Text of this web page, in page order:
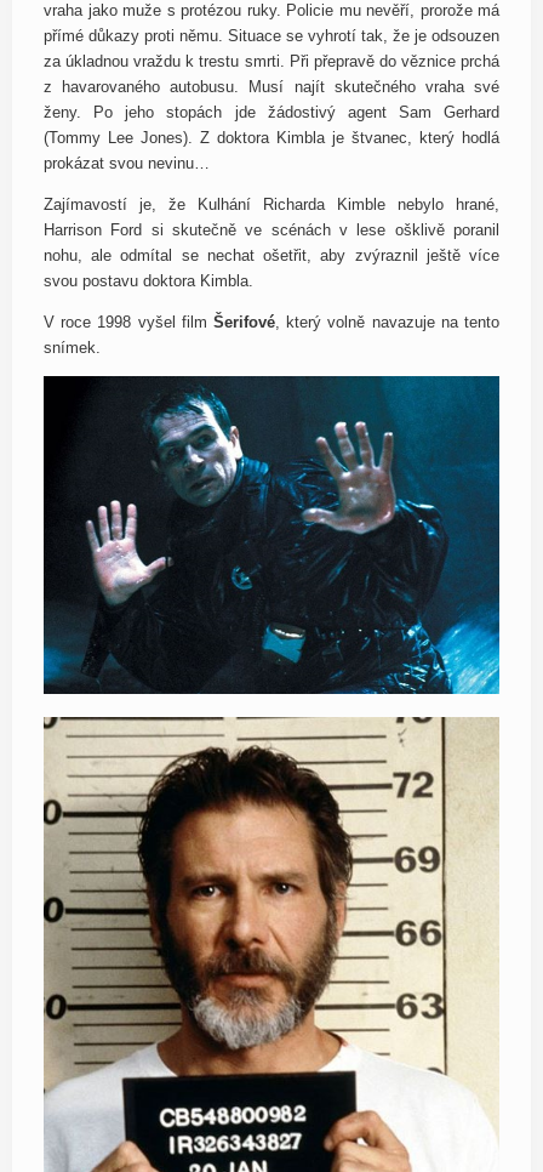
vraha jako muže s protézou ruky. Policie mu nevěří, prorože má
přímé důkazy proti němu. Situace se vyhrotí tak, že je odsouzen
za úkladnou vraždu k trestu smrti. Při přepravě do věznice prchá
z havarovaného autobusu. Musí najít skutečného vraha své
ženy. Po jeho stopách jde žádostivý agent Sam Gerhard
(Tommy Lee Jones). Z doktora Kimbla je štvanec, který hodlá
prokázat svou nevinu…
Zajímavostí je, že Kulhání Richarda Kimble nebylo hrané,
Harrison Ford si skutečně ve scénách v lese ošklivě poranil
nohu, ale odmítal se nechat ošetřit, aby zvýraznil ještě více
svou postavu doktora Kimbla.
V roce 1998 vyšel film Šerifové, který volně navazuje na tento
snímek.